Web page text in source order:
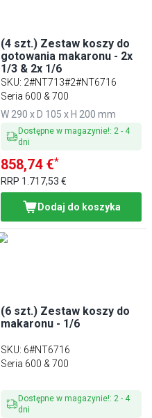
(4 szt.) Zestaw koszy do
gotowania makaronu - 2x
1/3 & 2x 1/6
SKU: 2#NT713#2#NT6716
Seria 600 & 700
W 290 x D 105 x H 200 mm
Dostępne w magazynie!: 2 - 4
dni
858,74 €*
RRP 1.717,53 €
Dodaj do koszyka
(6 szt.) Zestaw koszy do
makaronu - 1/6
SKU: 6#NT6716
Seria 600 & 700
Dostępne w magazynie!: 2 - 4
dni